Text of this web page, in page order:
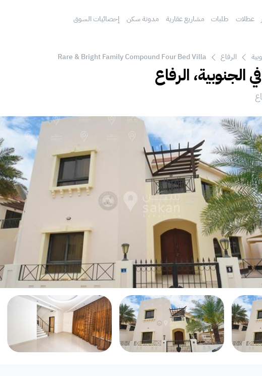
عطلات طلبات مشاريع عقارية مدونة سكن إحصائيات السوق
الرفاع Rare & Bright Family Compound Four Bed Villa
الجنوبية، الرفاع